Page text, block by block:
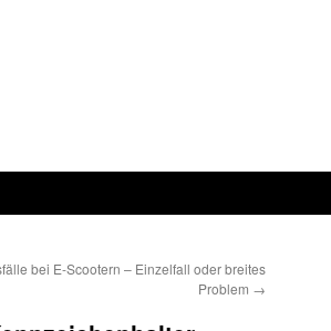
bei E-Scootern – Einzelfall oder breites
Problem →